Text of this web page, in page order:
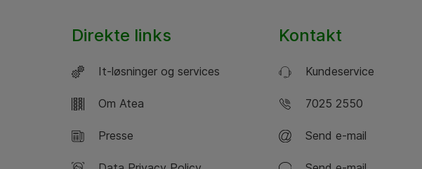
Direkte links
It-løsninger og services
Om Atea
Presse
Kontakt
Kundeservice
7025 2550
Send e-mail